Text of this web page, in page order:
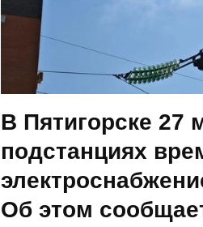
В Пятигорске 27
подстанциях
Об этом